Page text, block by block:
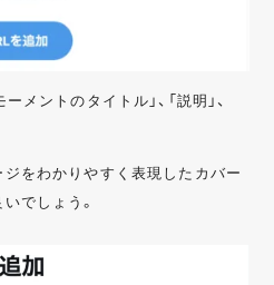
メントのタイトル」、「説明」、
をわかりやすく表現したカバー
でしょう。